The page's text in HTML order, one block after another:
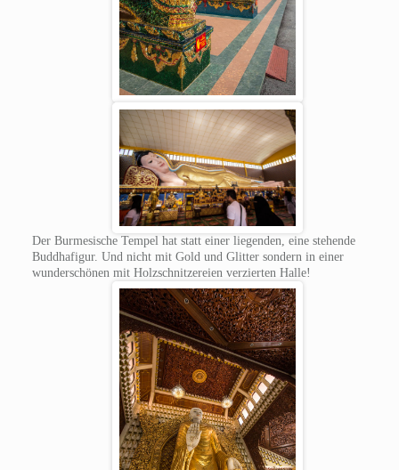
Der Burmesische Tempel hat statt einer liegenden, eine stehende
Buddhafigur. Und nicht mit Gold und Glitter sondern in einer
wunderschönen mit Holzschnitzereien verzierten Halle!